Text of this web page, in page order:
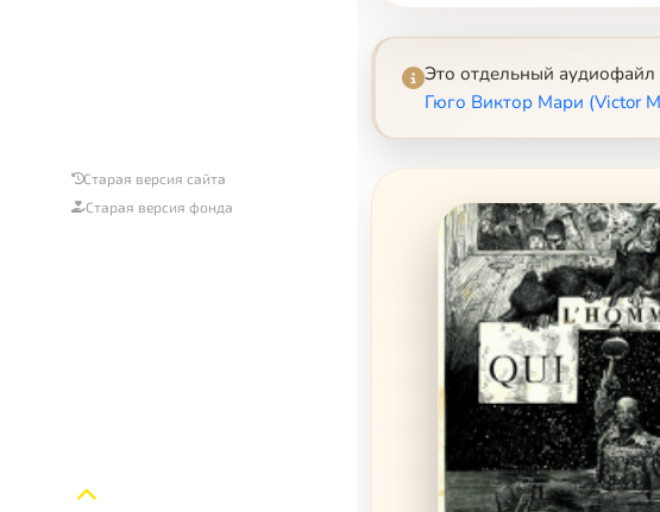
Старая версия сайта
Старая версия фонда
Это отдельный аудиофайл
Гюго Виктор Мари (Victor